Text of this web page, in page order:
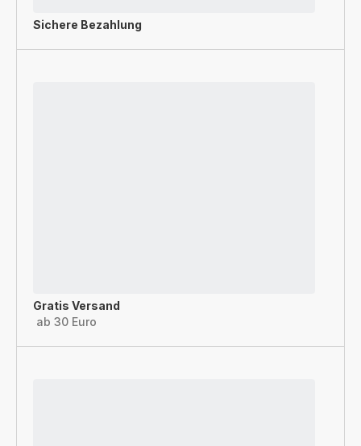
Sichere Bezahlung
Gratis Versand
ab 30 Euro